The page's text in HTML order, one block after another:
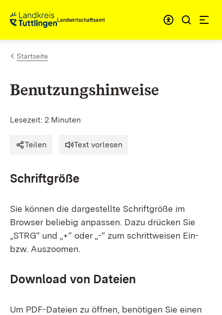
Zum Inhalt springen
Landwirtschaftsamt
Startseite
Benutzungshinweise
Lesezeit: 2 Minuten
Teilen Text vorlesen
Schriftgröße
Sie können die dargestellte Schriftgröße im
Browser beliebig anpassen. Dazu drücken Sie
„STRG“ und „+“ oder „-“ zum schrittweisen Ein-
bzw. Auszoomen.
Download von Dateien
Um PDF-Dateien zu öffnen, benötigen Sie einen